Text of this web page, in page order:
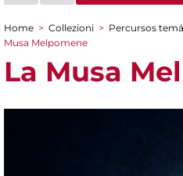
You are here
Home > Collezioni > Percursos
Musa Melpomene
La Musa